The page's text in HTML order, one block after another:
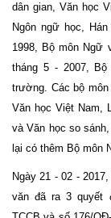
dân gian, Văn học
Ngôn ngữ học,
1998, Bộ môn Ngữ
tháng 5 - 2007,
trường. Các bộ
Văn học Việt Nam,
và Văn học so
lại có thêm Bộ môn
Ngày 21 - 02 -
văn đã ra 3 quyết